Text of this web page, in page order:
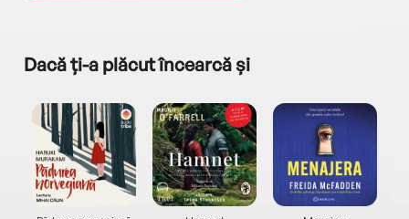
Dacă ți-a plăcut încearcă și